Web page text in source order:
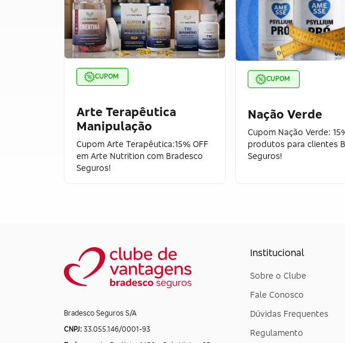
CUPOM
Arte Terapêutica
Manipulação
Cupom Arte Terapêutica:15% OFF
em Arte Nutrition com Bradesco
Seguros!
CUPOM
Nação Verde
Cupom Nação Verde:
produtos para clientes
Seguros!
Bradesco Seguros S/A
CNPJ: 33.055.146/0001-93
Institucional
Sobre o Clube
Fale Conosco
Dúvidas Frequentes
Regulamento